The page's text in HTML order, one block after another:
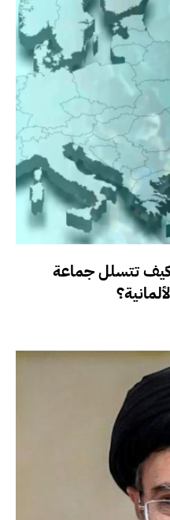
كيف تتسلل جماعة